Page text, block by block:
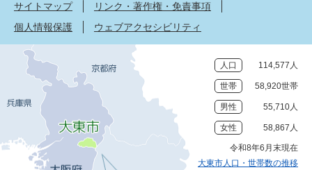
サイトマップ
リンク・著作権・免責事項
個人情報保護
ウェブアクセシビリティ
人口 114,577人
世帯 58,920世帯
男性 55,710人
女性 58,867人
令和8年6月末現在
大東市人口・世帯数の推移